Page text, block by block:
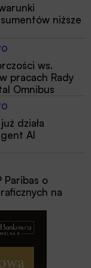
niższe
ws.
pracach Rady
Omnibus
działa
AI
Paribas o
na